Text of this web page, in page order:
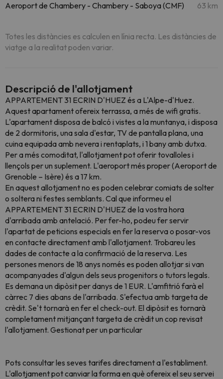
Aeroport de Chambery - Chambery - Saboya (CMF) 63 km
Totes les distàncies es calculen en línia recta. Les distàncies de
viatge a la realitat poden variar.
Descripció de l'allotjament
APPARTEMENT 31 ECRIN D'HUEZ és a L'Alpe-d'Huez.
Aquest apartament ofereix terrassa, a més de wifi gratis.
L'apartament disposa de balcó i vistes a la muntanya, i disposa
de 2 dormitoris, una sala d'estar, TV de pantalla plana, una
cuina equipada amb nevera i rentaplats, i 1 bany amb dutxa.
Per a més comoditat, l'allotjament pot oferir tovalloles i
llençols per un suplement. L'aeroport més proper (Aeroport de
Grenoble – Isère) és a 17 km.
En aquest allotjament no es poden celebrar comiats de solter
o soltera ni festes semblants. Cal que informeu el
APPARTEMENT 31 ECRIN D'HUEZ de la vostra hora
d'arribada amb antelació. Per fer-ho, podeu fer servir
l'apartat de peticions especials en fer la reserva o posar-vos
en contacte directament amb l'allotjament. Trobareu les
dades de contacte a la confirmació de la reserva. Les
persones menors de 18 anys només es poden allotjar si van
acompanyades d'algun dels seus progenitors o tutors legals.
Es demana un dipòsit per danys de 1 EUR. L'amfitrió farà el
càrrec 7 dies abans de l'arribada. S'efectua amb targeta de
crèdit. Se't tornarà en fer el check-out. El dipòsit es tornarà
completament mitjançant targeta de crèdit un cop revisat
l'allotjament. Gestionat per un particular
Pots consultar les seves tarifes directament a l'establiment.
L'allotjament pot canviar la forma en què ofereix el seu servei